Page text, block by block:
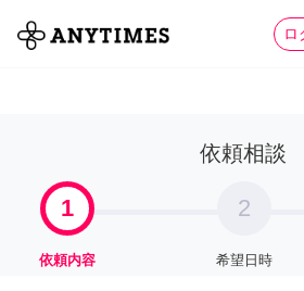
ロ
全て
依頼相談
1
依頼内容
2
希望日時